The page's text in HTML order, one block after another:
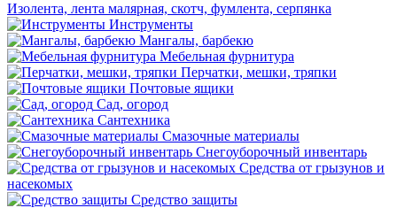
Изолента, лента малярная, скотч, фумлента, серпянка
Инструменты
Мангалы, барбекю
Мебельная фурнитура
Перчатки, мешки, тряпки
Почтовые ящики
Сад, огород
Сантехника
Смазочные материалы
Снегоуборочный инвентарь
Средства от грызунов и
насекомых
Средство защиты